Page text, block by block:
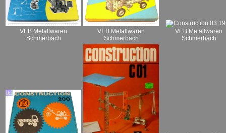
VEB Metallwaren
Schmerbach
VEB Metallwaren
Schmerbach
VEB Metallwaren
Schmerbach